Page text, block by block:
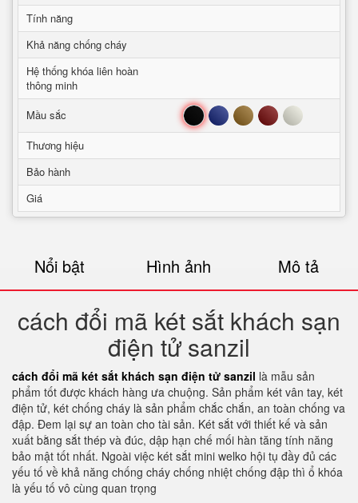
Tính năng
Khả năng chống cháy
Hệ thống khóa liên hoàn
thông minh
Mầu sắc
Đen Xanh Nâu Đỏ Trắng
Thương hiệu
Bảo hành
Giá
Nổi bật Hình ảnh Mô tả
cách đổi mã két sắt khách sạn
điện tử sanzil
cách đổi mã két sắt khách sạn điện tử sanzil là mẫu sản
phẩm tốt được khách hàng ưa chuộng. Sản phẩm két vân tay, két
điện tử, két chống cháy là sản phẩm chắc chắn, an toàn chống va
đập. Đem lại sự an toàn cho tài sản. Két sắt với thiết kế và sản
xuất bằng sắt thép và đúc, dập hạn chế mối hàn tăng tính năng
bảo mật tốt nhất. Ngoài việc két sắt mini welko hội tụ đầy đủ các
yếu tố về khả năng chống cháy chống nhiệt chống đập thì ổ khóa
là yếu tố vô cùng quan trọng